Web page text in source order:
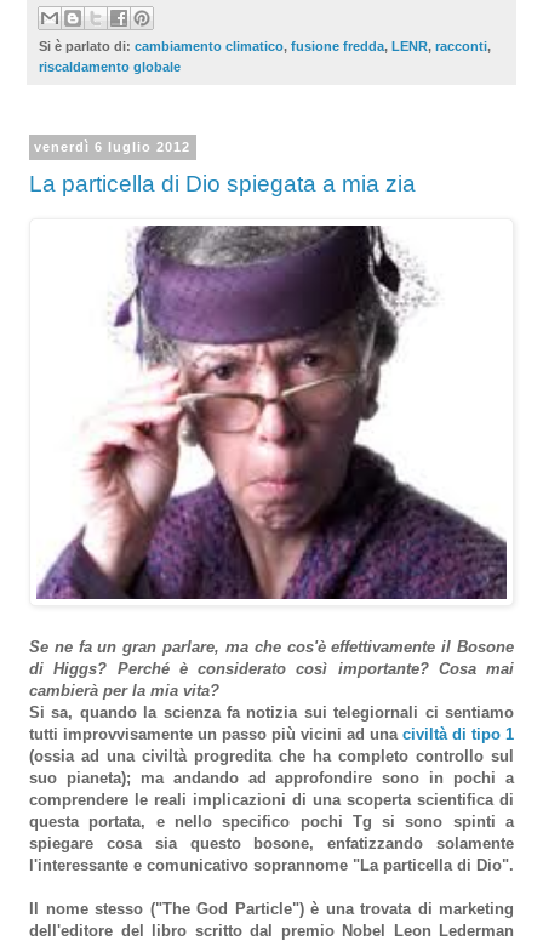
Si è parlato di: cambiamento climatico, fusione fredda, LENR, racconti,
riscaldamento globale
venerdì 6 luglio 2012
La particella di Dio spiegata a mia zia
Se ne fa un gran parlare, ma che cos'è effettivamente il Bosone
di Higgs? Perché è considerato così importante? Cosa mai
cambierà per la mia vita?
Si sa, quando la scienza fa notizia sui telegiornali ci sentiamo
tutti improvvisamente un passo più vicini ad una civiltà di tipo 1
(ossia ad una civiltà progredita che ha completo controllo sul
suo pianeta); ma andando ad approfondire sono in pochi a
comprendere le reali implicazioni di una scoperta scientifica di
questa portata, e nello specifico pochi Tg si sono spinti a
spiegare cosa sia questo bosone, enfatizzando solamente
l'interessante e comunicativo soprannome "La particella di Dio".
Il nome stesso ("The God Particle") è una trovata di marketing
dell'editore del libro scritto dal premio Nobel Leon Lederman